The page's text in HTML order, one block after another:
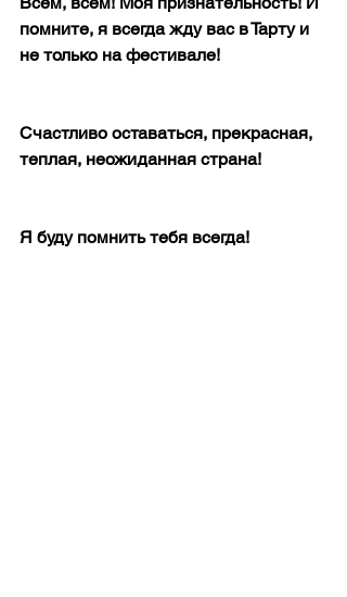
помните, я всегда жду вас в Тарту и
не только на фестивале!
Счастливо оставаться, прекрасная,
теплая, неожиданная страна!
Я буду помнить тебя всегда!